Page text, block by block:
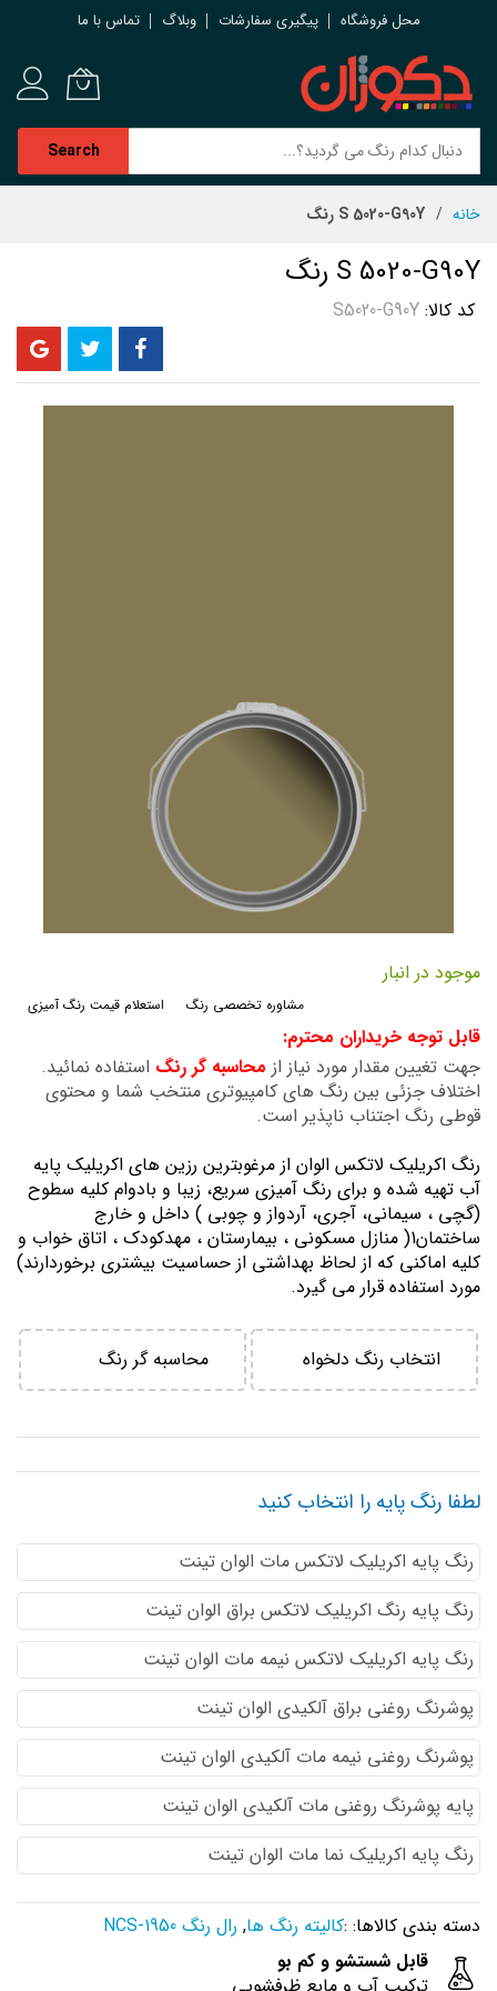
محل فروشگاه پیگیری سفارشات وبلاگ تماس با ما
Search
خانه S 5020-G90Y رنگ
S 5020-G90Y رنگ
کد کالا S5020-G90Y
ابتدای
گالری
موجود در انبار
استعلام قیمت رنگ آمیزی مشاوره تخصصی رنگ
قابل توجه خریداران محترم:
جهت تغیین مقدار مورد نیاز از محاسبه گر رنگ استفاده نمائید.
اختلاف جزئی بین رنگ های کامپیوتری منتخب شما و محتوی
قوطی رنگ اجتناب ناپذیر است.
رنگ اكريليك لاتكس الوان از مرغوبترين رزين هاي اكريليك پايه
آب تهيه شده و برای رنگ آمیزی سریع، زیبا و بادوام کلیه سطوح
(گچی ، سیمانی، آجری، آردواز و چوبی ) داخل و خارج
ساختمان1( منازل مسكوني ، بيمارستان ، مهدكودك ، اتاق خواب و
كليه اماكني كه از لحاظ بهداشتي از حساسيت بيشتري برخوردارند)
مورد استفاده قرار می گیرد.
انتخاب رنگ دلخواه محاسبه گر رنگ
لطفا رنگ پایه را انتخاب کنید
رنگ پایه اكريليك لاتكس مات الوان تینت
رنگ پایه رنگ اكريليك لاتكس براق الوان تینت
رنگ پایه اكريليك لاتكس نيمه مات الوان تینت
پوشرنگ روغنی براق آلکیدی الوان تینت
پوشرنگ روغنی نیمه مات آلکیدی الوان تینت
پایه پوشرنگ روغنی مات آلکیدی الوان تینت
رنگ پایه اکریلیک نما مات الوان تینت
دسته بندی کالاها: :کالیته رنگ ها, رال رنگ NCS-1950
قابل شستشو و کم بو